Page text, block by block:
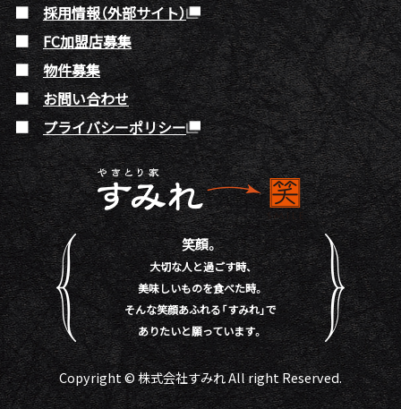
採用情報（外部サイト）
FC加盟店募集
物件募集
お問い合わせ
プライバシーポリシー
笑顔。
大切な人と過ごす時、
美味しいものを食べた時。
そんな笑顔あふれる「すみれ」で
ありたいと願っています。
Copyright © 株式会社すみれ All right Reserved.